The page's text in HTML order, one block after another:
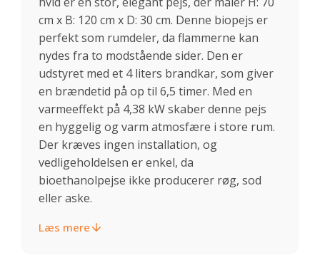
cm x B: 120 cm x D: 30 cm. Denne biopejs er
perfekt som rumdeler, da flammerne kan
nydes fra to modstående sider. Den er
udstyret med et 4 liters brandkar, som giver
en brændetid på op til 6,5 timer. Med en
varmeeffekt på 4,38 kW skaber denne pejs
en hyggelig og varm atmosfære i store rum.
Der kræves ingen installation, og
vedligeholdelsen er enkel, da
bioethanolpejse ikke producerer røg, sod
eller aske.
Læs mere